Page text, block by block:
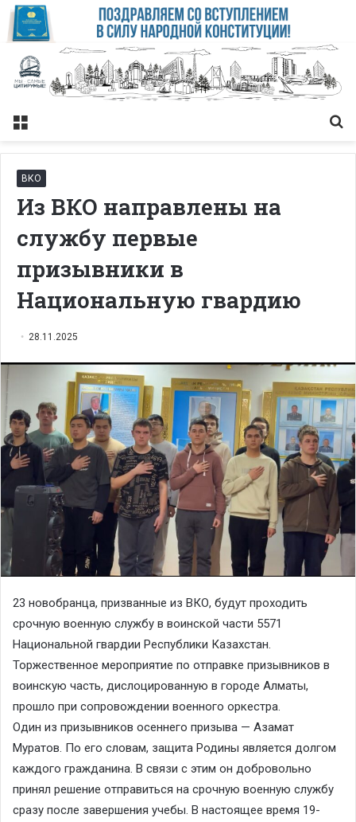
Меню
ВКО
Из ВКО направлены на
службу первые
призывники в
Национальную гвардию
28.11.2025
23 новобранца, призванные из ВКО, будут проходить
срочную военную службу в воинской части 5571
Национальной гвардии Республики Казахстан.
Торжественное мероприятие по отправке призывников в
воинскую часть, дислоцированную в городе Алматы,
прошло при сопровождении военного оркестра.
Один из призывников осеннего призыва — Азамат
Муратов. По его словам, защита Родины является долгом
каждого гражданина. В связи с этим он добровольно
принял решение отправиться на срочную военную службу
сразу после завершения учебы. В настоящее время 19-